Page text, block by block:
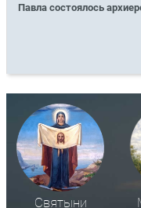
Павла состоялось
Святыни